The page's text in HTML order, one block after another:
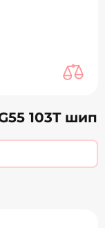
103T шип